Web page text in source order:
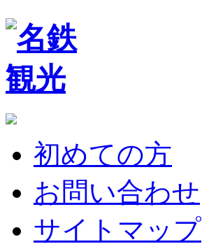
初めての方
お問い合わせ
サイトマップ